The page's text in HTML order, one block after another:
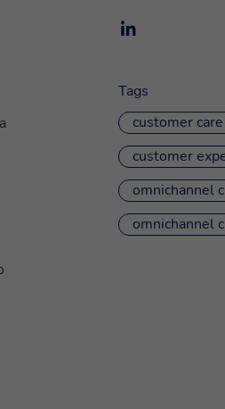
Tags
customer care
customer
omnichannel
omnichannel